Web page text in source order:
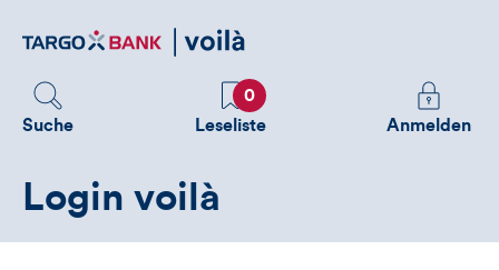
zum
Suche
Favoriten
0
Leseliste
Melden
Sie
Anmelden
Login voilà